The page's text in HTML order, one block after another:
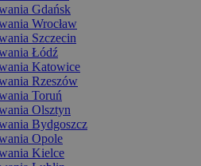
Gdańsk
Wrocław
Szczecin
Łódź
Katowice
Rzeszów
Toruń
Olsztyn
Bydgoszcz
Opole
Kielce